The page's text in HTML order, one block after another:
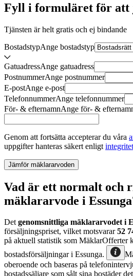
Fyll i formuläret för att
Tjänsten är helt gratis och ej bindande
BostadstypAnge bostadstyp
GatuadressAnge gatuadress
PostnummerAnge postnummer
E-postAnge e-post
TelefonnummerAnge telefonnummer
För- & efternamnAnge för- &
Genom att fortsätta accepterar du våra
uppgifter hanteras säkert enligt
Jämför mäklararvoden
Vad är ett normalt och
mäklararvode i
Detgenomsnittliga mäklararvodeti
försäljningspriset, vilket motsvarar52
på aktuell statistik som MäklarOfferter
bostadsförsäljningari Essunga.
oberoende och baseras på
bostadssäljare som sålt sina bostäder